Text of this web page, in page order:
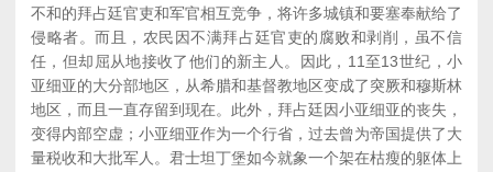
不和的拜占廷官吏和军官相互竞争，将许多城镇和要塞奉献给了
侵略者。而且，农民因不满拜占廷官吏的腐败和剥削，虽不信
任，但却屈从地接收了他们的新主人。因此，11至13世纪，小
亚细亚的大分部地区，从希腊和基督教地区变成了突厥和穆斯林
地区，而且一直存留到现在。此外，拜占廷因小亚细亚的丧失，
变得内部空虚；小亚细亚作为一个行省，过去曾为帝国提供了大
量税收和大批军人。君士坦丁堡如今就象一个架在枯瘦的躯体上